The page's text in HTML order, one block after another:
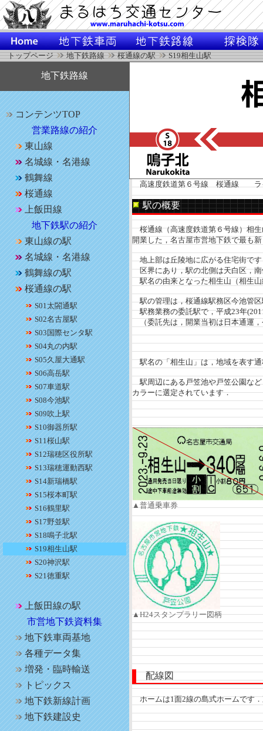
トップページ 地下鉄路線 桜通線の駅 S19相生山駅
地下鉄路線
コンテンツTOP
営業路線の紹介
東山線
名城線・名港線
鶴舞線
桜通線
上飯田線
地下鉄駅の紹介
東山線の駅
名城線・名港線
鶴舞線の駅
桜通線の駅
S01太閤通駅
S02名古屋駅
S03国際センタ駅
S04丸の内駅
S05久屋大通駅
S06高岳駅
S07車道駅
S08今池駅
S09吹上駅
S10御器所駅
S11桜山駅
S12瑞穂区役所駅
S13瑞穂運動西駅
S14新瑞橋駅
S15桜本町駅
S16鶴里駅
S17野並駅
S18鳴子北駅
S19相生山駅
S20神沢駅
S21徳重駅
上飯田線の駅
市営地下鉄資料集
地下鉄車両基地
各種データ集
増発・臨時輸送
トピックス
地下鉄新線計画
地下鉄建設史
高速度鉄道第６号線 桜通線 ラ
駅の概要
桜通線（高速度鉄道第６号線）相生
開業した，名古屋市営地下鉄で最も
地上部は丘陵地に広がる住宅街です
区界にあり，駅の北側は天白区，南
駅名の由来となった相生山（相生
駅の管理は，桜通線駅務区今池管区
駅務業務の委託駅で，平成23年
（委託先は，開業当初は日本通運
駅名の「相生山」は，地域を表す通
駅周辺にある戸笠池や戸笠公園など
カラーに選定されています．
▲普通乗車券
▲H24スタンプラリー図柄
配線図
ホームは1面2線の島式ホームです．